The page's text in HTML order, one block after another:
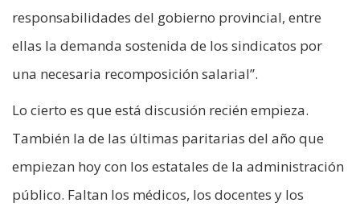
responsabilidades del gobierno provincial, entre
ellas la demanda sostenida de los sindicatos por
una necesaria recomposición salarial”.
Lo cierto es que está discusión recién empieza.
También la de las últimas paritarias del año que
empiezan hoy con los estatales de la administración
público. Faltan los médicos, los docentes y los